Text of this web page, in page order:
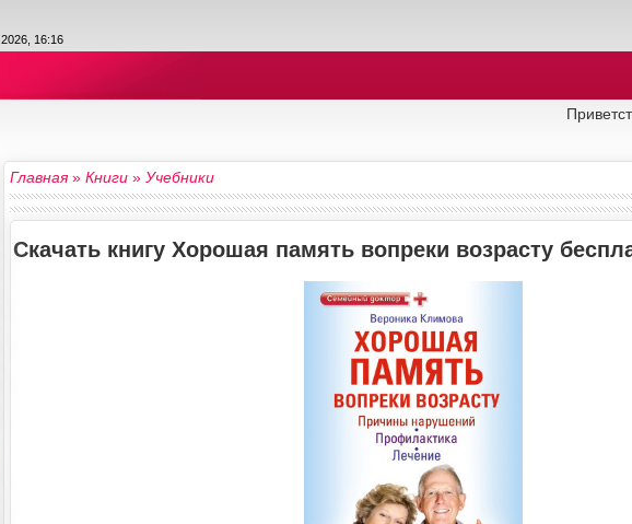
16:16
Главная»Книги »Учебники
Скачать книгу Хорошая память вопреки возрасту